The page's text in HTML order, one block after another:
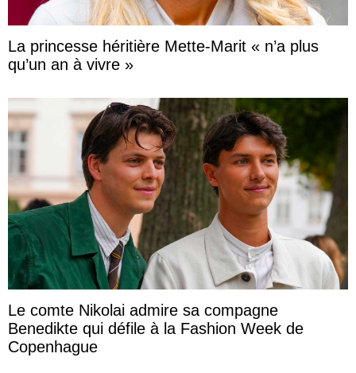
La princesse héritière Mette-Marit « n’a plus
qu’un an à vivre »
Le comte Nikolai admire sa compagne
Benedikte qui défile à la Fashion Week de
Copenhague